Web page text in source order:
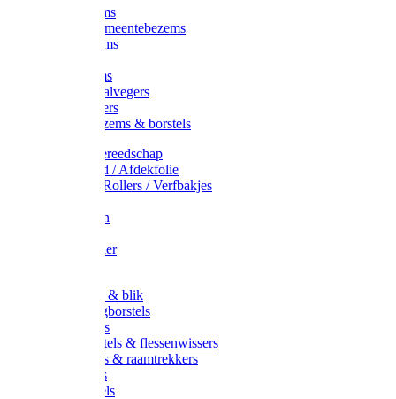
Straatbezems
Stads- / Gemeentebezems
Terrasbezems
Gootbezems
Kamer-/Zaalvegers
Vloertrekkers
Onkruidbezems & borstels
Schildersgereedschap
Afplakband / Afdekfolie
Kwasten / Rollers / Verfbakjes
Afdekfoliën
Schuurpapier
Handveger & blik
Voetenveegborstels
Handvegers
Afwasborstels & flessenwissers
Wasborstels & raamtrekkers
Tonborstels
Werkborstels